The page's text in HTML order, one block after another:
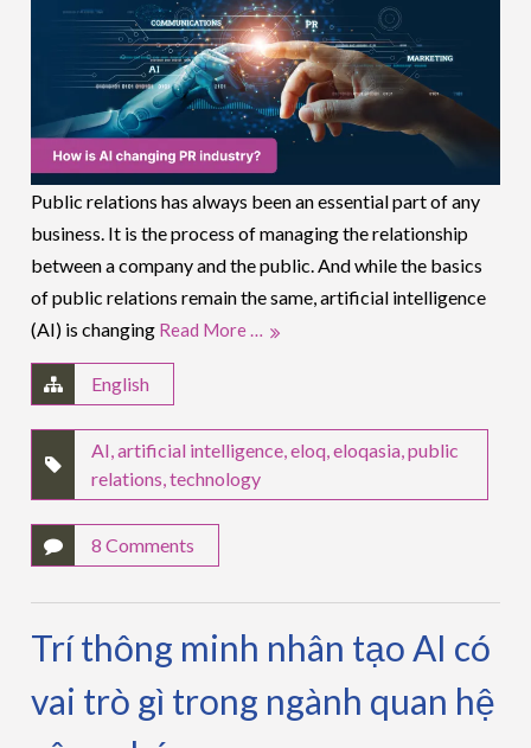
Public relations has always been an essential part of any
business. It is the process of managing the relationship
between a company and the public. And while the basics
of public relations remain the same, artificial intelligence
(AI) is changing Read More …
English
AI,artificial intelligence,eloq,eloqasia,public
relations,technology
8 Comments
Trí thông minh nhân tạo AI có
vai trò gì trong ngành quan hệ